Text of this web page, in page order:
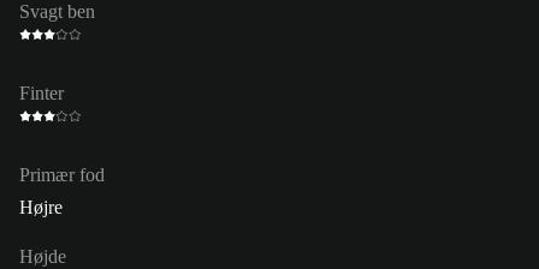
Svagt ben
Finter
Primær fod
Højre
Højde